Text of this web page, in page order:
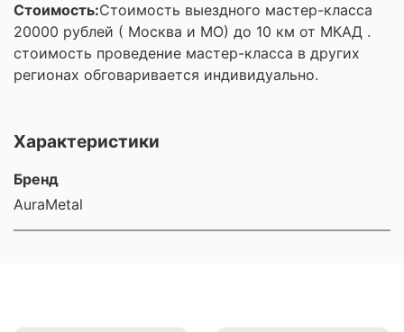
Стоимость:Стоимость выездного мастер-класса
20000 рублей ( Москва и МО) до 10 км от МКАД .
стоимость проведение мастер-класса в других
регионах обговаривается индивидуально.
Характеристики
Бренд
AuraMetal